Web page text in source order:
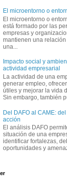
El microentorno o
El microentorno o
está formado por las
empresas y
mantienen una
una...
Impacto social y
actividad empresarial
La actividad de una
generar empleo,
útiles y mejorar la vida
Sin embargo, también
Del DAFO al CAME:
acción
El análisis DAFO
situación de una
identificar fortalezas,
oportunidades y